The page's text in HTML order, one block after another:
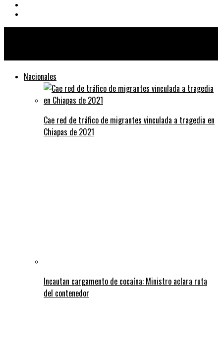
Nacionales
Cae red de tráfico de migrantes vinculada a tragedia en
Chiapas de 2021
Incautan cargamento de cocaína: Ministro aclara ruta
del contenedor